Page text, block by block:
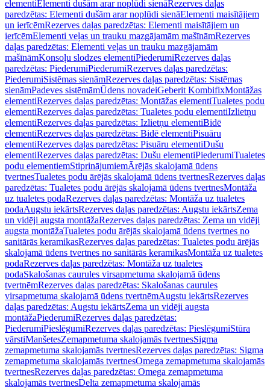
elementiElementi dušām arar noplūdi sienāRezerves daļas
paredzētas: Elementi dušām arar noplūdi sienāElementi maisītājiem
un ierīcēmRezerves daļas paredzētas: Elementi maisītājiem un
ierīcēmElementi veļas un trauku mazgājamām mašīnāmRezerves
daļas paredzētas: Elementi veļas un trauku mazgājamām
mašīnāmKonsoļu slodzes elementiPiederumiRezerves daļas
paredzētas: PiederumiPiederumiRezerves daļas paredzētas:
PiederumiSistēmas sienāmRezerves daļas paredzētas: Sistēmas
sienāmPadeves sistēmāmŪdens novadeiGeberit KombifixMontāžas
elementiRezerves daļas paredzētas: Montāžas elementiTualetes podu
elementiRezerves daļas paredzētas: Tualetes podu elementiIzlietņu
elementiRezerves daļas paredzētas: Izlietņu elementiBidē
elementiRezerves daļas paredzētas: Bidē elementiPisuāru
elementiRezerves daļas paredzētas: Pisuāru elementiDušu
elementiRezerves daļas paredzētas: Dušu elementiPiederumiTualetes
podu elementiemStiprinājumiemĀrējās skalojamā ūdens
tvertnesTualetes podu ārējās skalojamā ūdens tvertnesRezerves daļas
paredzētas: Tualetes podu ārējās skalojamā ūdens tvertnesMontāža
uz tualetes podaRezerves daļas paredzētas: Montāža uz tualetes
podaAugstu iekārtsRezerves daļas paredzētas: Augstu iekārtsZema
un vidēji augsta montāžaRezerves daļas paredzētas: Zema un vidēji
augsta montāžaTualetes podu ārējās skalojamā ūdens tvertnes no
sanitārās keramikasRezerves daļas paredzētas: Tualetes podu ārējās
skalojamā ūdens tvertnes no sanitārās keramikasMontāža uz tualetes
podaRezerves daļas paredzētas: Montāža uz tualetes
podaSkalošanas caurules virsapmetuma skalojamā ūdens
tvertnēmRezerves daļas paredzētas: Skalošanas caurules
virsapmetuma skalojamā ūdens tvertnēmAugstu iekārtsRezerves
daļas paredzētas: Augstu iekārtsZema un vidēji augsta
montāžaPiederumiRezerves daļas paredzētas:
PiederumiPieslēgumiRezerves daļas paredzētas: PieslēgumiStūra
vārstiManšetesZemapmetuma skalojamās tvertnesSigma
zemapmetuma skalojamās tvertnesRezerves daļas paredzētas: Sigma
zemapmetuma skalojamās tvertnesOmega zemapmetuma skalojamās
tvertnesRezerves daļas paredzētas: Omega zemapmetuma
skalojamās tvertnesDelta zemapmetuma skalojamās